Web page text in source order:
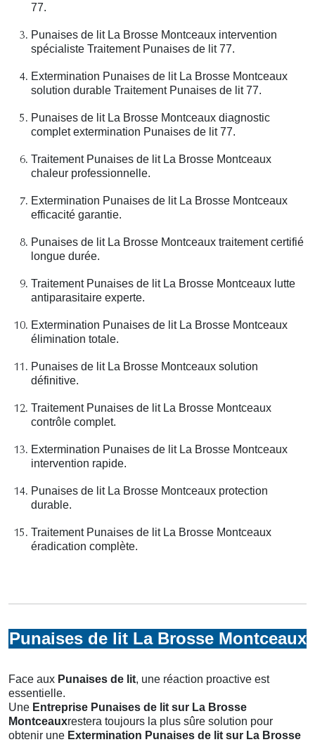
77.
Punaises de lit La Brosse Montceaux intervention
spécialiste Traitement Punaises de lit 77.
Extermination Punaises de lit La Brosse Montceaux
solution durable Traitement Punaises de lit 77.
Punaises de lit La Brosse Montceaux diagnostic
complet extermination Punaises de lit 77.
Traitement Punaises de lit La Brosse Montceaux
chaleur professionnelle.
Extermination Punaises de lit La Brosse Montceaux
efficacité garantie.
Punaises de lit La Brosse Montceaux traitement certifié
longue durée.
Traitement Punaises de lit La Brosse Montceaux lutte
antiparasitaire experte.
Extermination Punaises de lit La Brosse Montceaux
élimination totale.
Punaises de lit La Brosse Montceaux solution
définitive.
Traitement Punaises de lit La Brosse Montceaux
contrôle complet.
Extermination Punaises de lit La Brosse Montceaux
intervention rapide.
Punaises de lit La Brosse Montceaux protection
durable.
Traitement Punaises de lit La Brosse Montceaux
éradication complète.
Punaises de lit La Brosse Montceaux
Face aux Punaises de lit, une réaction proactive est
essentielle.
Une Entreprise Punaises de lit sur La Brosse
Montceauxrestera toujours la plus sûre solution pour
obtenir une Extermination Punaises de lit sur La Brosse